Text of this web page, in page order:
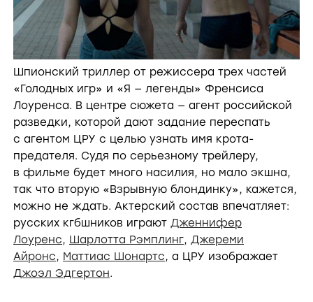
Шпионский триллер от режиссера трех частей
«Голодных игр» и «Я — легенды» Френсиса
Лоуренса. В центре сюжета — агент российской
разведки, которой дают задание переспать
с агентом ЦРУ с целью узнать имя крота-
предателя. Судя по серьезному трейлеру,
в фильме будет много насилия, но мало экшна,
так что вторую «Взрывную блондинку», кажется,
можно не ждать. Актерский состав впечатляет:
русских кгбшников играют Дженнифер
Лоуренс, Шарлотта Рэмплинг, Джереми
Айронс, Маттиас Шонартс, а ЦРУ изображает
Джоэл Эдгертон.